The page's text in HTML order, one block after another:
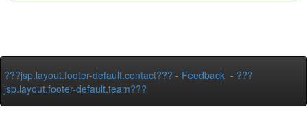
???jsp.layout.footer-default.contact??? - Feedback - ???
jsp.layout.footer-default.team???